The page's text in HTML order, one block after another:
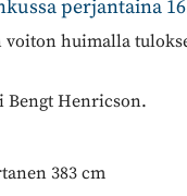
perjantaina
voiton huimalla
Henricson.
383 cm